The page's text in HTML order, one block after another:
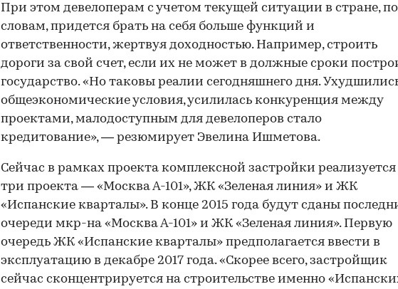
При этом девелоперам с учетом текущей ситуации в стране, по
словам, придется брать на себя больше функций и
ответственности, жертвуя доходностью. Например, строить
дороги за свой счет, если их не может в должные сроки
государство. «Но таковы реалии сегодняшнего дня.
общеэкономические условия, усилилась конкуренция между
проектами, малодоступным для девелоперов стало
кредитование», — резюмирует Эвелина Ишметова.
Сейчас в рамках проекта комплексной застройки реализуется
три проекта — «Москва А-101», ЖК «Зеленая линия» и ЖК
«Испанские кварталы». В конце 2015 года будут сданы
очереди мкр-на «Москва А-101» и ЖК «Зеленая линия». Первую
очередь ЖК «Испанские кварталы» предполагается ввести в
эксплуатацию в декабре 2017 года. «Скорее всего, застройщик
сейчас сконцентрируется на строительстве именно